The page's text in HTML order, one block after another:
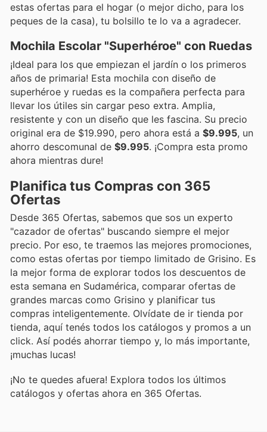
estas ofertas para el hogar (o mejor dicho, para los
peques de la casa), tu bolsillo te lo va a agradecer.
Mochila Escolar "Superhéroe" con Ruedas
¡Ideal para los que empiezan el jardín o los primeros
años de primaria! Esta mochila con diseño de
superhéroe y ruedas es la compañera perfecta para
llevar los útiles sin cargar peso extra. Amplia,
resistente y con un diseño que les fascina. Su precio
original era de $19.990, pero ahora está a $9.995, un
ahorro descomunal de $9.995. ¡Compra esta promo
ahora mientras dure!
Planifica tus Compras con 365
Ofertas
Desde 365 Ofertas, sabemos que sos un experto
"cazador de ofertas" buscando siempre el mejor
precio. Por eso, te traemos las mejores promociones,
como estas ofertas por tiempo limitado de Grisino. Es
la mejor forma de explorar todos los descuentos de
esta semana en Sudamérica, comparar ofertas de
grandes marcas como Grisino y planificar tus
compras inteligentemente. Olvídate de ir tienda por
tienda, aquí tenés todos los catálogos y promos a un
click. Así podés ahorrar tiempo y, lo más importante,
¡muchas lucas!
¡No te quedes afuera! Explora todos los últimos
catálogos y ofertas ahora en 365 Ofertas.